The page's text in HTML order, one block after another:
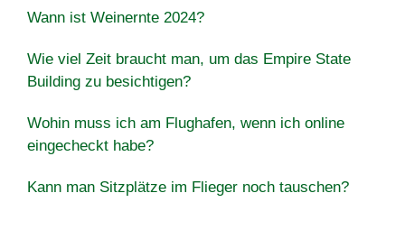
Wann ist Weinernte 2024?
Wie viel Zeit braucht man, um das Empire State
Building zu besichtigen?
Wohin muss ich am Flughafen, wenn ich online
eingecheckt habe?
Kann man Sitzplätze im Flieger noch tauschen?